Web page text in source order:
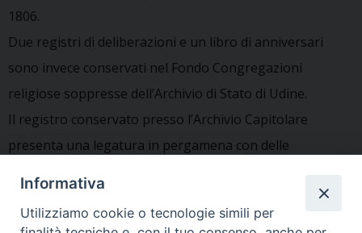
1806.
Due registri di deliberazioni e un libro di anniversari
sono invece conservati nel Fondo Congregazioni
religiose soppresse dell’Archivio di Stato di Udine.
Il registro conservato presso l’Archivio Capitolare
presenta una legatura in pergamena con delle
Informativa
Utilizziamo cookie o tecnologie simili per